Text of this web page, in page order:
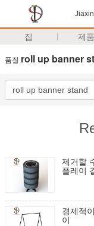
집 제품
품질 roll up banner
제거할
플레이
경제적
이